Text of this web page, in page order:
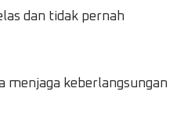
dan tidak pernah
menjaga keberlangsungan